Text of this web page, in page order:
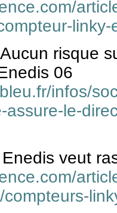
risque
06
infos/
assure-le-
veut